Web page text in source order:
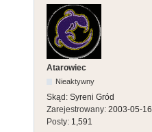
Atarowiec
Nieaktywny
Skąd: Syreni Gród
Zarejestrowany: 2003-05-16
Posty: 1,591